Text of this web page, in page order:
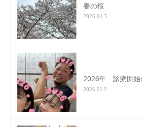
春の桜
2026.04.3
2026年 診療開始
2026.01.5